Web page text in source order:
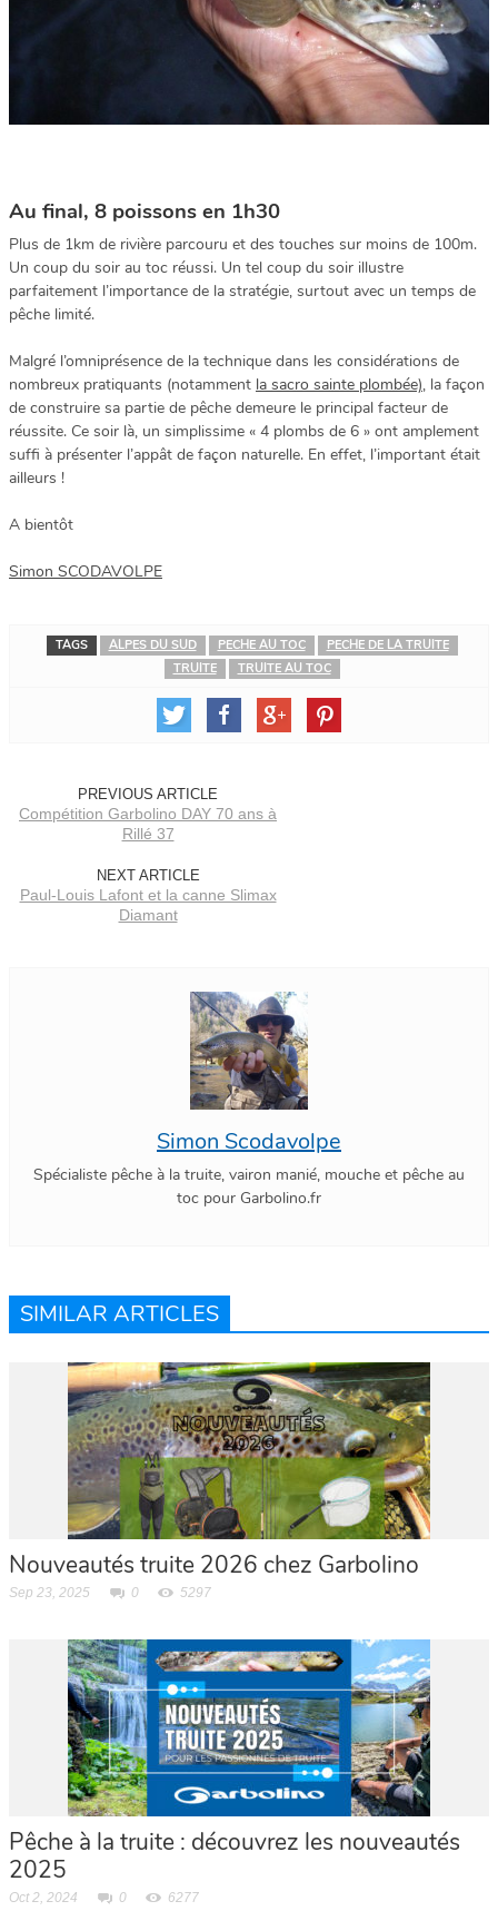
Au final, 8 poissons en 1h30
Plus de 1km de rivière parcouru et des touches sur moins de 100m.
Un coup du soir au toc réussi. Un tel coup du soir illustre
parfaitement l’importance de la stratégie, surtout avec un temps de
pêche limité.
Malgré l’omniprésence de la technique dans les considérations de
nombreux pratiquants (notamment la sacro sainte plombée), la façon
de construire sa partie de pêche demeure le principal facteur de
réussite. Ce soir là, un simplissime « 4 plombs de 6 » ont amplement
suffi à présenter l’appât de façon naturelle. En effet, l’important était
ailleurs !
A bientôt
Simon SCODAVOLPE
TAGS ALPES DU SUD PECHE AU TOC
PECHE DE LA TRUITE
TRUITE
TRUITE AU TOC
PREVIOUS ARTICLE
Compétition Garbolino DAY 70 ans à
Rillé 37
NEXT ARTICLE
Paul-Louis Lafont et la canne Slimax
Diamant
Simon Scodavolpe
Spécialiste pêche à la truite, vairon manié, mouche et pêche au
toc pour Garbolino.fr
SIMILAR ARTICLES
Nouveautés truite 2026 chez Garbolino
Sep 23, 2025 0 5297
Pêche à la truite : découvrez les nouveautés
2025
Oct 2, 2024 0 6277